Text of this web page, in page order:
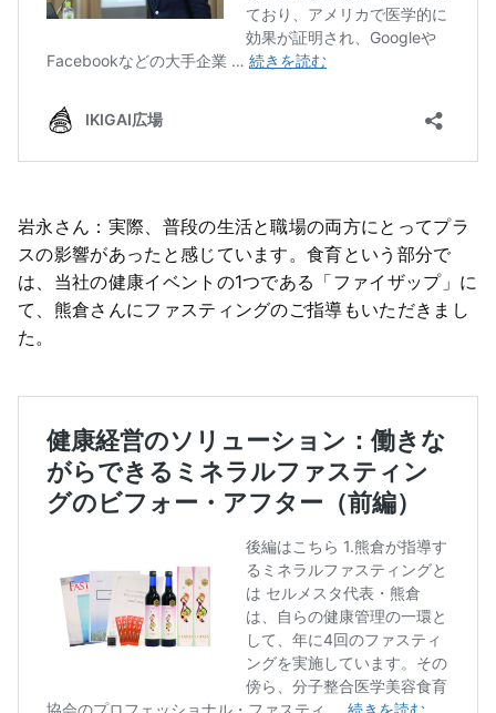
岩永さん：実際、普段の生活と職場の両方にとってプラ
スの影響があったと感じています。食育という部分で
は、当社の健康イベントの1つである「ファイザップ」に
て、熊倉さんにファスティングのご指導もいただきまし
た。